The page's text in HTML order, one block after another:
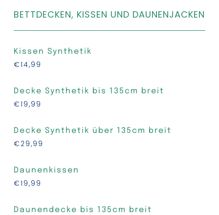
BETTDECKEN, KISSEN UND DAUNENJACKEN
Kissen Synthetik
€14,99
Decke Synthetik bis 135cm breit
€19,99
Decke Synthetik über 135cm breit
€29,99
Daunenkissen
€19,99
Daunendecke bis 135cm breit